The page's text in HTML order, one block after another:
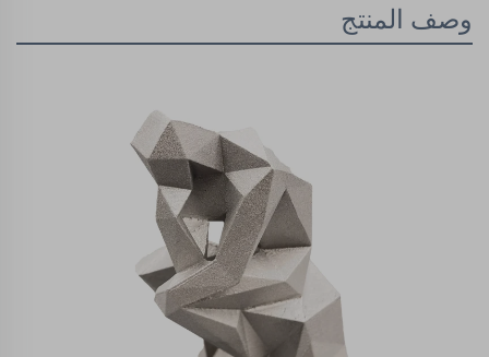
وصف المنتج